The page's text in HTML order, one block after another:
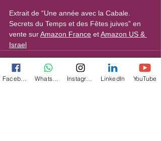
Extrait de “Une année avec la Cabale.
Secrets du Temps et des Fêtes juives” en
vente sur Amazon France et Amazon US &
Israel
LinkedIn YouTube